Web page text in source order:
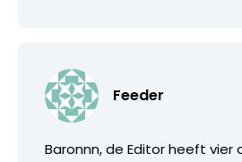
Feeder
Baronnn, de Editor heeft vier